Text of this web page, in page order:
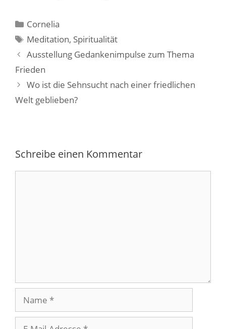
Kategorien
Cornelia
Schlagwörter
Meditation, Spiritualität
Ausstellung Gedankenimpulse zum Thema
Frieden
Wo ist die Sehnsucht nach einer friedlichen
Welt geblieben?
Schreibe einen Kommentar